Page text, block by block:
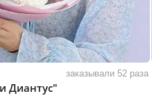
заказывали 52 раза
Диантус"